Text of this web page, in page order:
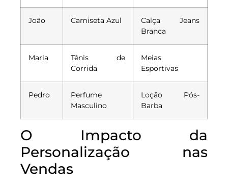
João Camiseta Azul
Calça Jeans
Branca
Maria
Tênis de
Corrida
Meias
Esportivas
Pedro
Perfume
Masculino
Loção Pós-
Barba
O Impacto da
Personalização nas
Vendas